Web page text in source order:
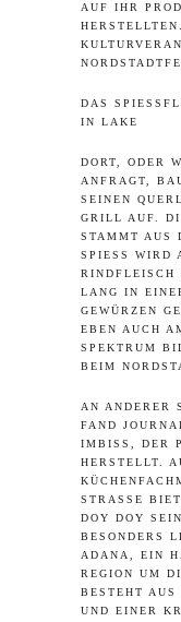
IHR
STELLTEN.
DSTADTFEST.
DAS
N LAKE
DORT, ODER
ANFRAGT,
SEINEN
RILL AUF.
TAMMT AUS
PIESS WIRD
NDFLEISCH
NG IN EINER
WÜRZEN
N AUCH AM
KTRUM
M
AN ANDERER
FAND
IMBISS, DER
HERSTELLT.
STRASSE
OY DOY
ESONDERS
DANA, EIN
GION UM DIE
STEHT AUS
D EINER